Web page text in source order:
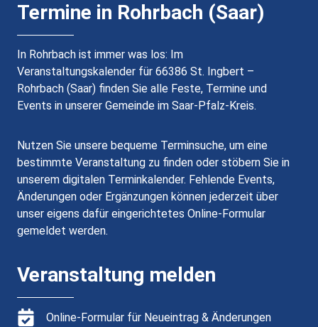
Termine in Rohrbach (Saar)
In Rohrbach ist immer was los: Im
Veranstaltungskalender für 66386 St. Ingbert –
Rohrbach (Saar) finden Sie alle Feste, Termine und
Events in unserer Gemeinde im Saar-Pfalz-Kreis.
Nutzen Sie unsere bequeme Terminsuche, um eine
bestimmte Veranstaltung zu finden oder stöbern Sie in
unserem digitalen Terminkalender. Fehlende Events,
Änderungen oder Ergänzungen können jederzeit über
unser eigens dafür eingerichtetes Online-Formular
gemeldet werden.
Veranstaltung melden
Online-Formular für Neueintrag & Änderungen